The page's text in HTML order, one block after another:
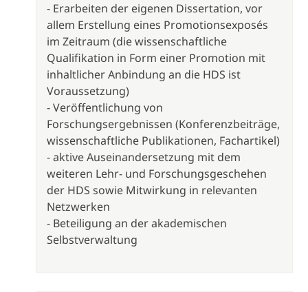
- Erarbeiten der eigenen Dissertation, vor
allem Erstellung eines Promotionsexposés
im Zeitraum (die wissenschaftliche
Qualifikation in Form einer Promotion mit
inhaltlicher Anbindung an die HDS ist
Voraussetzung)
- Veröffentlichung von
Forschungsergebnissen (Konferenzbeiträge,
wissenschaftliche Publikationen, Fachartikel)
- aktive Auseinandersetzung mit dem
weiteren Lehr- und Forschungsgeschehen
der HDS sowie Mitwirkung in relevanten
Netzwerken
- Beteiligung an der akademischen
Selbstverwaltung